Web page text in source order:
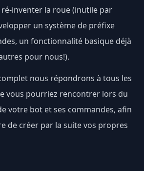
inventer la roue (inutile par
un système de préfixe
un fonctionnalité basique déjà
pour nous!).
nous répondrons à tous les
vous pourriez rencontrer lors du
votre bot et ses commandes, afin
de créer par la suite vos propres